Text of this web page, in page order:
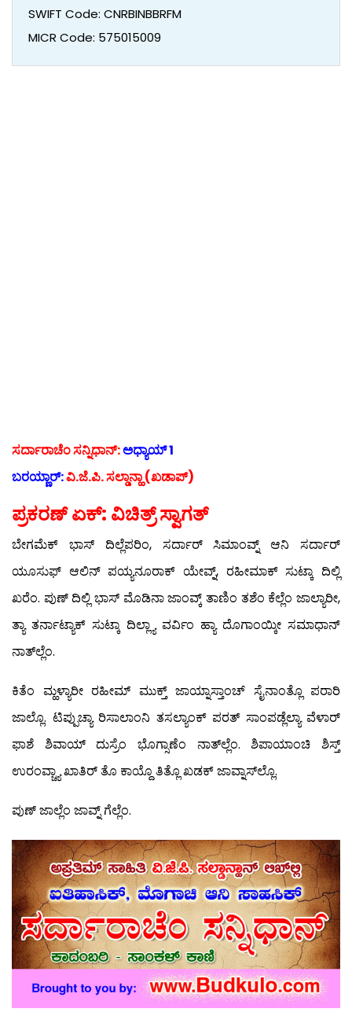
SWIFT Code: CNRBINBBRFM
MICR Code: 575015009
ಸರ್ದಾರಾಚೆಂ ಸನ್ನಿಧಾನ್:ಅಧ್ಯಾಯ್ 1
ಬರಯ್ಣಾರ್:ವಿ.ಜೆ.ಪಿ. ಸಲ್ಡಾನ್ಹಾ (ಖಡಾಪ್)
ಪ್ರಕರಣ್ ಏಕ್: ವಿಚಿತ್ರ್ ಸ್ವಾಗತ್
ಬೇಗಮೆಕ್ ಭಾಸ್ ದಿಲ್ಲೆಪರಿಂ, ಸರ್ದಾರ್ ಸಿಮಾಂವ್ನ್ ಆನಿ ಸರ್ದಾರ್
ಯೂಸುಫ್ ಆಲಿನ್ ಪಯ್ಯನೂರಾಕ್ ಯೇವ್ನ್, ರಹೀಮಾಕ್ ಸುಟ್ಕಾ ದಿಲ್ಲಿ
ಖರೆಂ. ಪುಣ್ ದಿಲ್ಲಿ ಭಾಸ್ ಮೊಡಿನಾ ಜಾಂವ್ಕ್ ತಾಣಿಂ ತಶೆಂ ಕೆಲ್ಲೆಂ ಜಾಲ್ಯಾರೀ,
ತ್ಯಾ ತರ್ನಾಟ್ಯಾಕ್ ಸುಟ್ಕಾ ದಿಲ್ಲ್ಯಾ ವರ್ವಿಂ ಹ್ಯಾ ದೊಗಾಂಯ್ಕೀ ಸಮಾಧಾನ್
ನಾತ್‍ಲ್ಲೆಂ.
ಕಿತೆಂ ಮ್ಹಳ್ಯಾರೀ ರಹೀಮ್ ಮುಕ್ತ್ ಜಾಯ್ನಾಸ್ತಾಂಚ್ ಸೈನಾಂತ್ಲೊ ಪರಾರಿ
ಜಾಲ್ಲೊ. ಟಿಪ್ಪುಚ್ಯಾ ರಿಸಾಲಾಂನಿ ತಸಲ್ಯಾಂಕ್ ಪರತ್ ಸಾಂಪಡ್ಲೆಲ್ಯಾ ವೆಳಾರ್
ಫಾಶೆ ಶಿವಾಯ್ ದುಸ್ರೆಂ ಭೊಗ್ಸಾಣೆಂ ನಾತ್‍ಲ್ಲೆಂ. ಶಿಪಾಯಾಂಚಿ ಶಿಸ್ತ್
ಉರಂವ್ಚ್ಯಾ ಖಾತಿರ್ ತೊ ಕಾಯ್ದೊ ತಿತ್ಲೊ ಖಡಕ್ ಜಾವ್ನಾಸ್‍ಲ್ಲೊ.
ಪುಣ್ ಜಾಲ್ಲೆಂ ಜಾವ್ನ್ ಗೆಲ್ಲೆಂ.